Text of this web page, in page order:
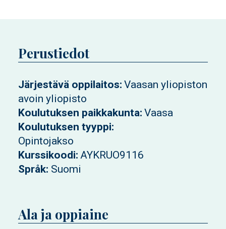
Perustiedot
Järjestävä oppilaitos Vaasan yliopiston
avoin yliopisto
Koulutuksen paikkakunta Vaasa
Koulutuksen tyyppi
Opintojakso
Kurssikoodi AYKRUO9116
Språk Suomi
Ala ja oppiaine